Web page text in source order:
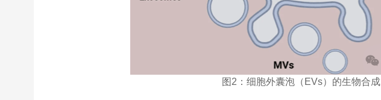
图2：细胞外囊泡（EVs）的生物合成